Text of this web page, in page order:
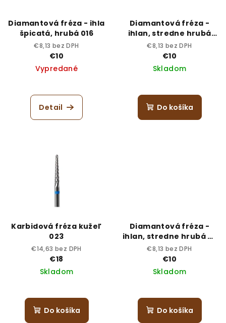
Diamantová fréza - ihla
špicatá, hrubá 016
€8,13 bez DPH
€10
Vypredané
Detail
Diamantová fréza -
ihlan, stredne hrubá
025
€8,13 bez DPH
€10
Skladom
Do košíka
Karbidová fréza kužeľ
023
€14,63 bez DPH
€18
Skladom
Do košíka
Diamantová fréza -
ihlan, stredne hrubá S-
023
€8,13 bez DPH
€10
Skladom
Do košíka